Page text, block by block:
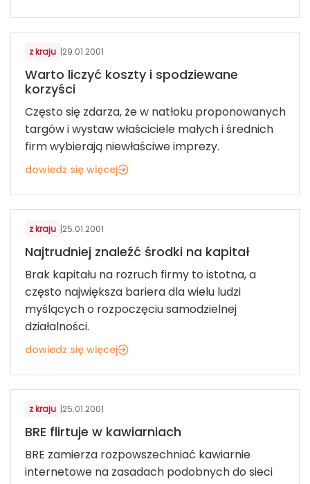
z kraju |29.01.2001
Warto liczyć koszty i spodziewane
korzyści
Często się zdarza, że w natłoku proponowanych
targów i wystaw właściciele małych i średnich
firm wybierają niewłaściwe imprezy.
dowiedz się więcej
z kraju |25.01.2001
Najtrudniej znaleźć środki na kapitał
Brak kapitału na rozruch firmy to istotna, a
często największa bariera dla wielu ludzi
myślących o rozpoczęciu samodzielnej
działalności.
dowiedz się więcej
z kraju |25.01.2001
BRE flirtuje w kawiarniach
BRE zamierza rozpowszechniać kawiarnie
internetowe na zasadach podobnych do sieci